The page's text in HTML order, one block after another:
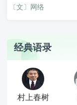
〔文〕网络
经典语录
村上春树